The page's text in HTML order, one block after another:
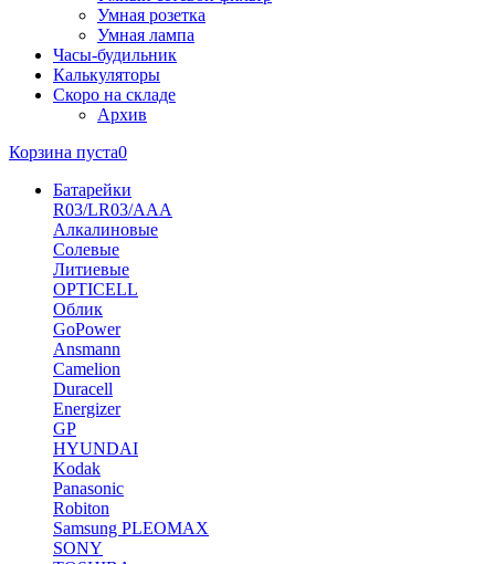
Умная розетка
Умная лампа
Часы-будильник
Калькуляторы
Скоро на складе
Архив
Корзина пуста0
Батарейки
R03/LR03/AAA
Алкалиновые
Солевые
Литиевые
OPTICELL
Облик
GoPower
Ansmann
Camelion
Duracell
Energizer
GP
HYUNDAI
Kodak
Panasonic
Robiton
Samsung PLEOMAX
SONY